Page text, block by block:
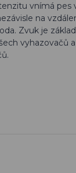
vnímá pes
na
Zvuk je
vyhazovačů a